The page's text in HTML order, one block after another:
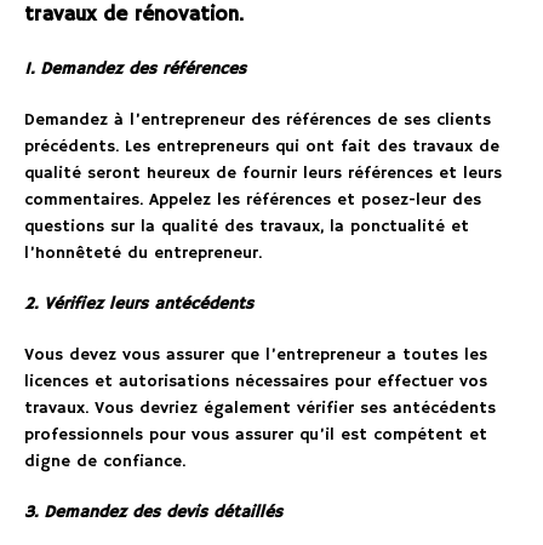
travaux de rénovation.
1. Demandez des références
Demandez à l’entrepreneur des références de ses clients
précédents. Les entrepreneurs qui ont fait des travaux de
qualité seront heureux de fournir leurs références et leurs
commentaires. Appelez les références et posez-leur des
questions sur la qualité des travaux, la ponctualité et
l’honnêteté du entrepreneur.
2. Vérifiez leurs antécédents
Vous devez vous assurer que l’entrepreneur a toutes les
licences et autorisations nécessaires pour effectuer vos
travaux. Vous devriez également vérifier ses antécédents
professionnels pour vous assurer qu’il est compétent et
digne de confiance.
3. Demandez des devis détaillés